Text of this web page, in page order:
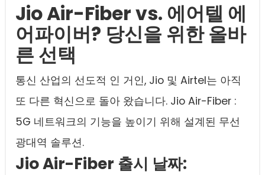
Jio Air-Fiber vs. 에어텔 에
어파이버? 당신을 위한 올바
른 선택
통신 산업의 선도적 인 거인, Jio 및 Airtel는 아직
또 다른 혁신으로 돌아 왔습니다. Jio Air-Fiber :
5G 네트워크의 기능을 높이기 위해 설계된 무선
광대역 솔루션.
Jio Air-Fiber 출시 날짜: